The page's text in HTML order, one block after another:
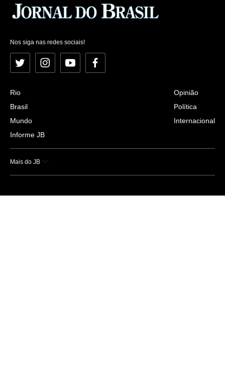
Nos siga nas redes sociais!
Twitter InstagramYouTubeFacebook
Rio
Brasil
Mundo
Informe JB
Opinião
Política
Internacional
Mais do JB
Esportes